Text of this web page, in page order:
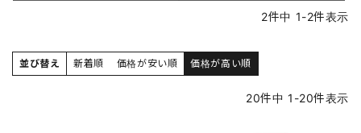
2件中 1-2件表示
並び替え 新着順 価格が安い順 価格が高い順
20件中 1 -20件表示